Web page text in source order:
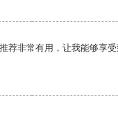
荐非常有用，让我能够享